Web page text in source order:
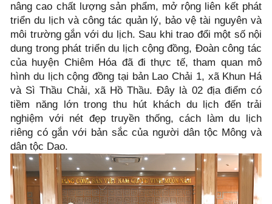
nâng cao chất lượng sản phẩm, mở rộng liên kết phát
triển du lịch và công tác quản lý, bảo vệ tài nguyên và
môi trường gắn với du lịch. Sau khi trao đổi một số nội
dung trong phát triển du lịch cộng đồng, Đoàn công tác
của huyện Chiêm Hóa đã đi thực tế, tham quan mô
hình du lịch cộng đồng tại bản Lao Chải 1, xã Khun Há
và Sì Thầu Chải, xã Hồ Thầu. Đây là 02 địa điểm có
tiềm năng lớn trong thu hút khách du lịch đến trải
nghiệm với nét đẹp truyền thống, cách làm du lịch
riêng có gắn với bản sắc của người dân tộc Mông và
dân tộc Dao.